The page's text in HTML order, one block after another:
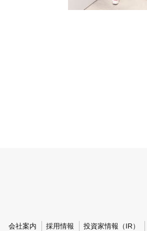
会社案内 採用情報 投資家情報（IR）